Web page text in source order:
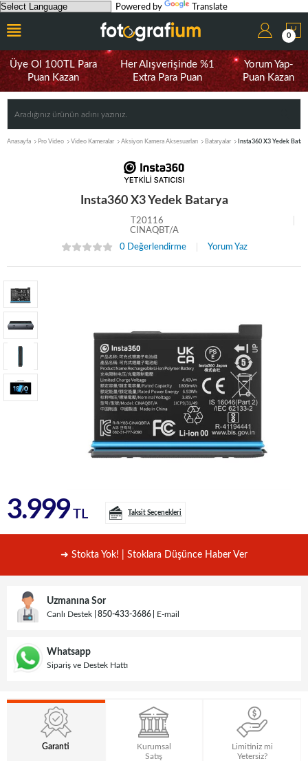
Powered by Translate
0
Üye Ol 100TL Para
Puan Kazan
Her Alışverişinde %1
Extra Para Puan
Yorum Yap-
Puan Kazan
Anasayfa Pro Video Video Kameralar Aksiyon Kamera Aksesuarları Bataryalar Insta360 X3 Yedek
Insta360 X3 Yedek Batarya
T20116
CINAQBT/A
0 Değerlendirme
Yorum Yaz
3.999 TL Taksit Seçenekleri
➜ Stokta Yok! | Stoklara Düşünce Haber Ver
Uzmanına Sor
Canlı Destek 850-433-3686 E-mail
Whatsapp
Sipariş ve Destek Hattı
Garanti
Kurumsal
Satış
Limitiniz mi
Yetersiz?